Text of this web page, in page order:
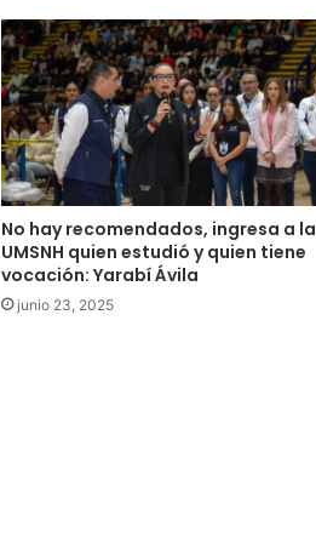
No hay recomendados, ingresa a la
UMSNH quien estudió y quien tiene
vocación: Yarabí Ávila
junio 23, 2025